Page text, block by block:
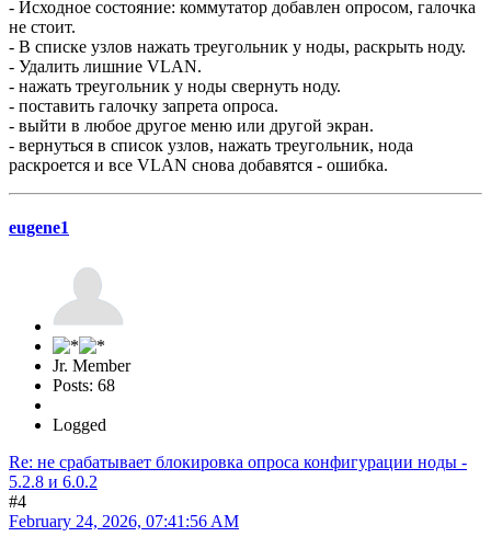
- Исходное состояние: коммутатор добавлен опросом, галочка
не стоит.
- В списке узлов нажать треугольник у ноды, раскрыть ноду.
- Удалить лишние VLAN.
- нажать треугольник у ноды свернуть ноду.
- поставить галочку запрета опроса.
- выйти в любое другое меню или другой экран.
- вернуться в список узлов, нажать треугольник, нода
раскроется и все VLAN снова добавятся - ошибка.
eugene1
Jr. Member
Posts: 68
Logged
Re: не срабатывает блокировка опроса конфигурации ноды -
5.2.8 и 6.0.2
#4
February 24, 2026, 07:41:56 AM